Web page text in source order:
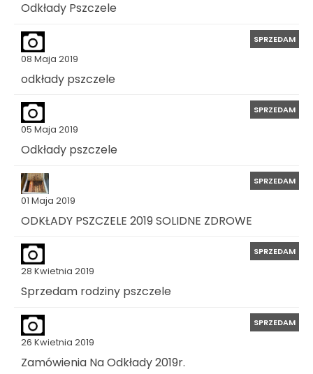
Odkłady Pszczele
08 Maja 2019
SPRZEDAM
odkłady pszczele
05 Maja 2019
SPRZEDAM
Odkłady pszczele
01 Maja 2019
SPRZEDAM
ODKŁADY PSZCZELE 2019 SOLIDNE ZDROWE
28 Kwietnia 2019
SPRZEDAM
Sprzedam rodziny pszczele
26 Kwietnia 2019
SPRZEDAM
Zamówienia Na Odkłady 2019r.